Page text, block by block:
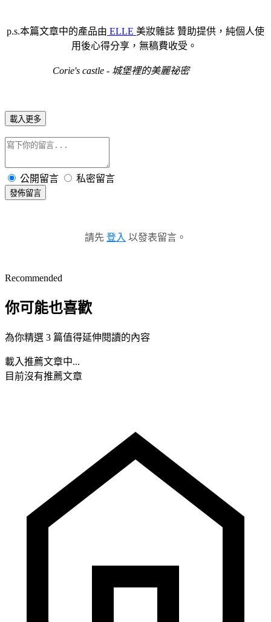
p.s.本篇文章中的產品由 ELLE 美妝雜誌 贊助提供 ，純個人使
用後心得分享，無稿費收受。
Corie's castle - 城堡裡的美麗祕密
載入更多
公開留言 私密留言
發佈留言
請先 登入 以發表留言。
Recommended
你可能也喜歡
為你精選 3 篇值得延伸閱讀的內容
載入推薦文章中...
目前沒有推薦文章